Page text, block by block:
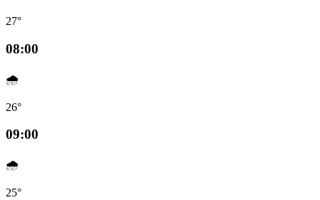
27°
08:00
🌧️
26°
09:00
🌧️
25°